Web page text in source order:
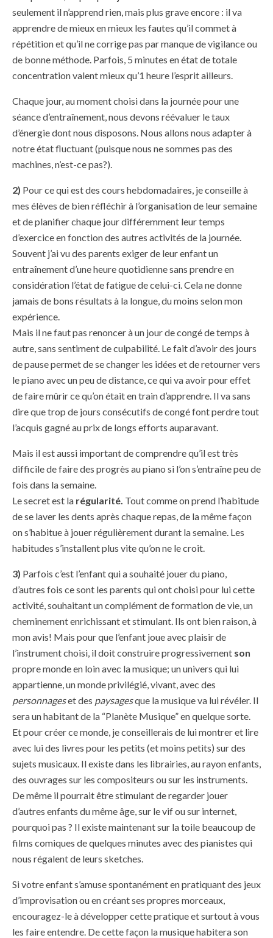
seulement il n’apprend rien, mais plus grave encore : il va
apprendre de mieux en mieux les fautes qu’il commet à
répétition et qu’il ne corrige pas par manque de vigilance ou
de bonne méthode. Parfois, 5 minutes en état de totale
concentration valent mieux qu’1 heure l’esprit ailleurs.
Chaque jour, au moment choisi dans la journée pour une
séance d’entraînement, nous devons réévaluer le taux
d’énergie dont nous disposons. Nous allons nous adapter à
notre état fluctuant (puisque nous ne sommes pas des
machines, n’est-ce pas?).
2) Pour ce qui est des cours hebdomadaires, je conseille à
mes élèves de bien réfléchir à l’organisation de leur semaine
et de planifier chaque jour différemment leur temps
d’exercice en fonction des autres activités de la journée.
Souvent j’ai vu des parents exiger de leur enfant un
entraînement d’une heure quotidienne sans prendre en
considération l’état de fatigue de celui-ci. Cela ne donne
jamais de bons résultats à la longue, du moins selon mon
expérience.
Mais il ne faut pas renoncer à un jour de congé de temps à
autre, sans sentiment de culpabilité. Le fait d’avoir des jours
de pause permet de se changer les idées et de retourner vers
le piano avec un peu de distance, ce qui va avoir pour effet
de faire mûrir ce qu’on était en train d’apprendre. Il va sans
dire que trop de jours consécutifs de congé font perdre tout
l’acquis gagné au prix de longs efforts auparavant.
Mais il est aussi important de comprendre qu’il est très
difficile de faire des progrès au piano si l’on s’entraîne peu de
fois dans la semaine.
Le secret est la régularité. Tout comme on prend l’habitude
de se laver les dents après chaque repas, de la même façon
on s’habitue à jouer régulièrement durant la semaine. Les
habitudes s’installent plus vite qu’on ne le croit.
3) Parfois c’est l’enfant qui a souhaité jouer du piano,
d’autres fois ce sont les parents qui ont choisi pour lui cette
activité, souhaitant un complément de formation de vie, un
cheminement enrichissant et stimulant. Ils ont bien raison, à
mon avis! Mais pour que l’enfant joue avec plaisir de
l’instrument choisi, il doit construire progressivement son
propre monde en loin avec la musique; un univers qui lui
appartienne, un monde privilégié, vivant, avec des
personnageset des paysagesque la musique va lui révéler. Il
sera un habitant de la “Planète Musique” en quelque sorte.
Et pour créer ce monde, je conseillerais de lui montrer et lire
avec lui des livres pour les petits (et moins petits) sur des
sujets musicaux. Il existe dans les librairies, au rayon enfants,
des ouvrages sur les compositeurs ou sur les instruments.
De même il pourrait être stimulant de regarder jouer
d’autres enfants du même âge, sur le vif ou sur internet,
pourquoi pas ? Il existe maintenant sur la toile beaucoup de
films comiques de quelques minutes avec des pianistes qui
nous régalent de leurs sketches.
Si votre enfant s’amuse spontanément en pratiquant des jeux
d’improvisation ou en créant ses propres morceaux,
encouragez-le à développer cette pratique et surtout à vous
les faire entendre. De cette façon la musique habitera son